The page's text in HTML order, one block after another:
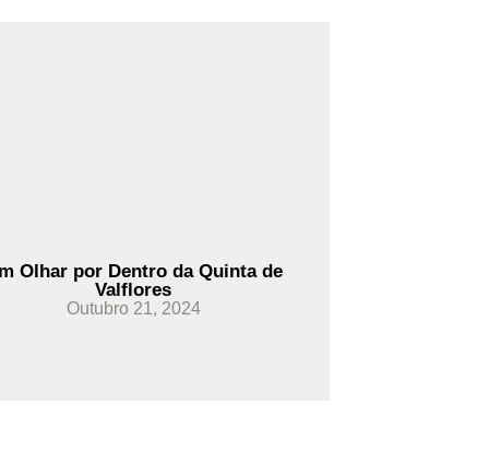
Olhar por Dentro da Quinta de
Valflores
Outubro 21, 2024